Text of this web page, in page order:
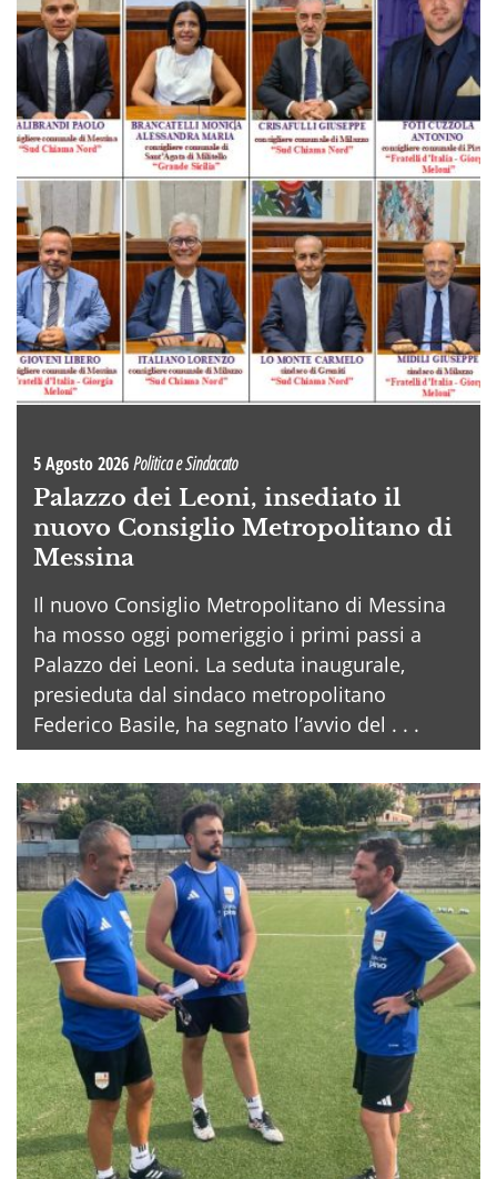
5 Agosto 2026Politica e Sindacato
Palazzo dei Leoni, insediato il
nuovo Consiglio Metropolitano di
Messina
Il nuovo Consiglio Metropolitano di Messina
ha mosso oggi pomeriggio i primi passi a
Palazzo dei Leoni. La seduta inaugurale,
presieduta dal sindaco metropolitano
Federico Basile, ha segnato l’avvio del . . .